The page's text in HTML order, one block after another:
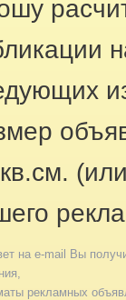
на e-mail Вы
рекламных